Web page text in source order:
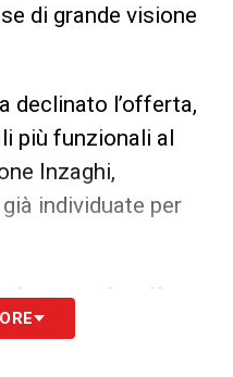
di grande visione
declinato l’offerta,
più funzionali al
Inzaghi,
individuate per
ha scelto il